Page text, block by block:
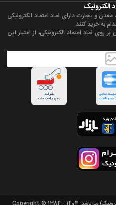
الکترونیک
و تجارت دارای نماد اعتماد الکترونیکی
به خرید کنند.
روی نماد اعتماد الکترونیکی، از اعتبار این